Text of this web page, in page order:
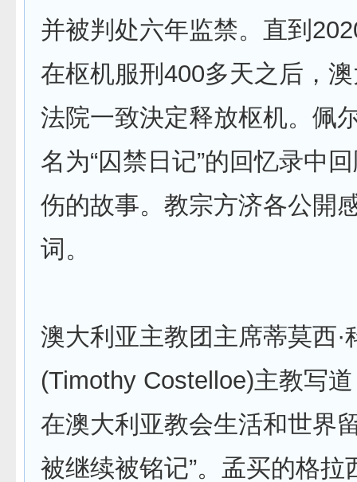
并被判处六年监禁。直到
在枢机服刑400多天之后，
法院一致決定释放枢机。佩
名为“囚禁日记”的回忆录中
伤的故事。教宗方济各公開
词。
澳大利亚主教团主席蒂莫西·
(Timothy Costelloe)主教写
在澳大利亚教会生活和世界
被继续被铭记”。孟买的格拉